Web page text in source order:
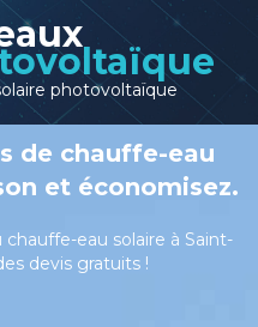
photovoltaïque
de chauffe-eau
et économisez.
eau solaire à Saint-
devis gratuits !